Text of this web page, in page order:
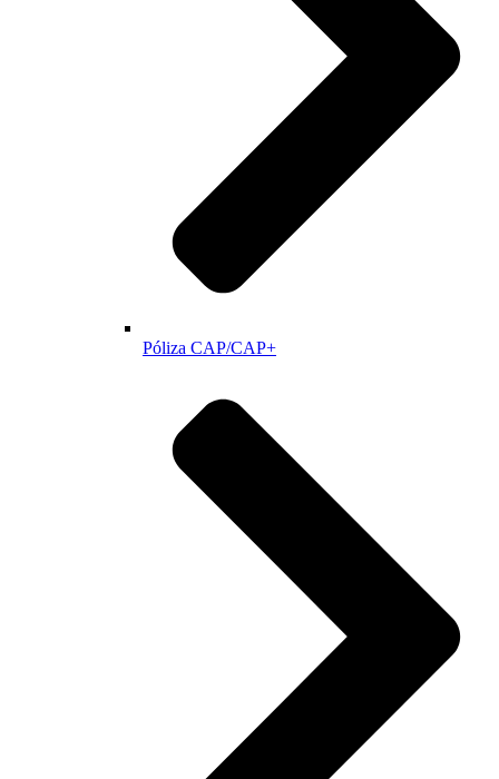
Póliza CAP/CAP+